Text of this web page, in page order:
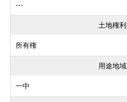
---
土地権利
所有権
用途地域
一中